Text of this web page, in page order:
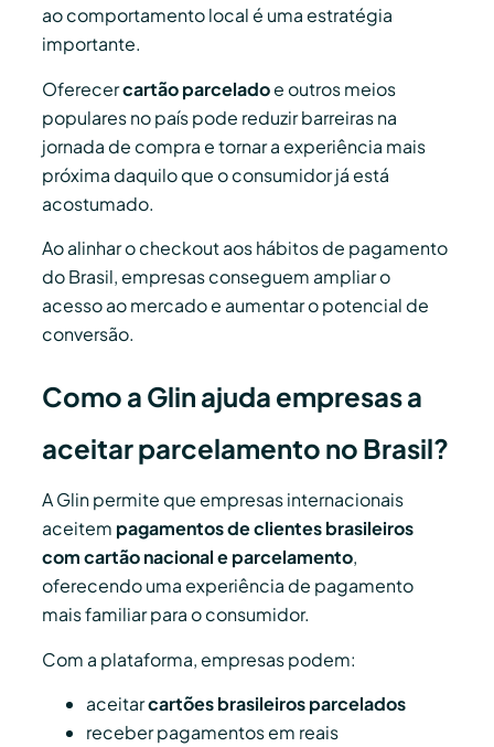
ao comportamento local é uma estratégia
importante.
Oferecercartão parceladoe outros meios
populares no país pode reduzir barreiras na
jornada de compra e tornar a experiência mais
próxima daquilo que o consumidor já está
acostumado.
Ao alinhar o checkout aos hábitos de pagamento
do Brasil, empresas conseguem ampliar o
acesso ao mercado e aumentar o potencial de
conversão.
Como a Glin ajuda empresas a
aceitar parcelamento no Brasil?
A Glin permite que empresas internacionais
aceitem pagamentos de clientes brasileiros
com cartão nacional e parcelamento,
oferecendo uma experiência de pagamento
mais familiar para o consumidor.
Com a plataforma, empresas podem:
aceitarcartões brasileiros parcelados
receber pagamentos em reais